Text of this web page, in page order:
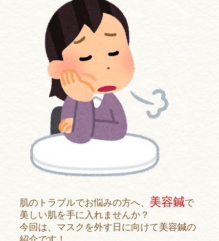
肌のトラブルでお悩みの方へ、 美容鍼で
美しい肌を手に入れませんか？
今回は、マスクを外す日に向けて美容鍼の